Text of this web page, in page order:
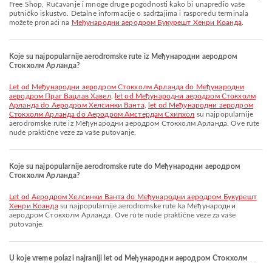
Free Shop, Ručavanje i mnoge druge pogodnosti kako bi unapredio vaše
putničko iskustvo. Detalne informacije o sadržajima i rasporedu terminala
možete pronaći na Међународни аеродром Букурешт Хенри Коанда
Koje su najpopularnije aerodromske rute iz Међународни аеродром
Стокхолм Арланда?
let od Међународни аеродром Стокхолм Арланда do Међународни
аеродром Праг Вацлав Хавел,
let od Међународни аеродром Стокхолм
Арланда do Аеродром Хелсинки Ванта,
let od Међународни аеродром
Стокхолм Арланда do Aеродром Амстердам Схипхол su najpopularnije
aerodromske rute iz Међународни аеродром Стокхолм Арланда. Ove rute
nude praktične veze za vaše putovanje.
Koje su najpopularnije aerodromske rute do Међународни аеродром
Стокхолм Арланда?
let od Аеродром Хелсинки Ванта do Међународни аеродром Букурешт
Хенри Коандаsu najpopularnije aerodromske rute ka Међународни
аеродром Стокхолм Арланда. Ove rute nude praktične veze za vaše
putovanje.
U koje vreme polazi najraniji let od Међународни аеродром Стокхолм